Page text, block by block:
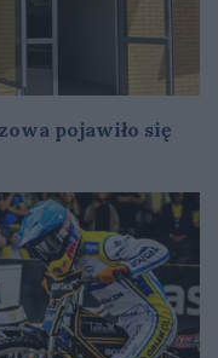
pojawiło się